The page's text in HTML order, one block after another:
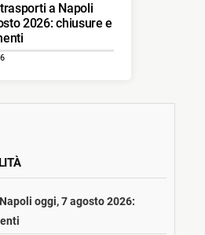
a Napoli
2026: chiusure e
oggi, 7 agosto 2026: